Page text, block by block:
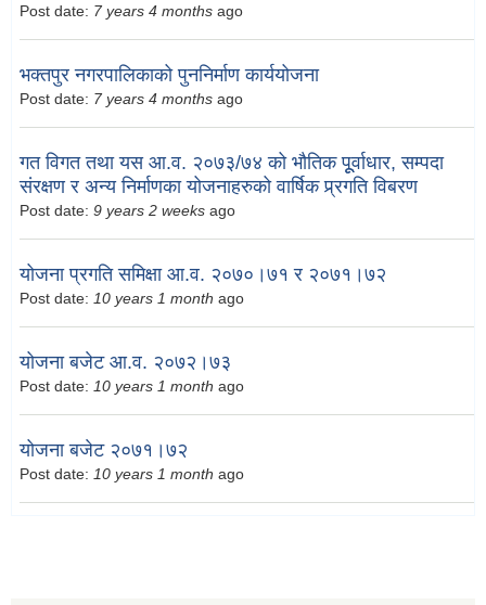
Post date: 7 years 4 months ago
भक्तपुर नगरपालिकाको पुननिर्माण कार्ययोजना
Post date: 7 years 4 months ago
गत विगत तथा यस आ.व. २०७३/७४ को भौतिक पूूर्वाधार, सम्पदा
संरक्षण र अन्य निर्माणका योजनाहरुको वार्षिक प्र्रगति विबरण
Post date: 9 years 2 weeks ago
योजना प्रगति समिक्षा आ.व. २०७०।७१ र २०७१।७२
Post date: 10 years 1 month ago
योजना बजेट आ.व. २०७२।७३
Post date: 10 years 1 month ago
योजना बजेट २०७१।७२
Post date: 10 years 1 month ago